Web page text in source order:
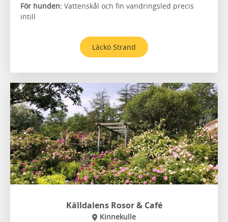
För hunden: Vattenskål och fin vandringsled precis
intill
Läckö Strand
Källdalens Rosor & Café
Kinnekulle